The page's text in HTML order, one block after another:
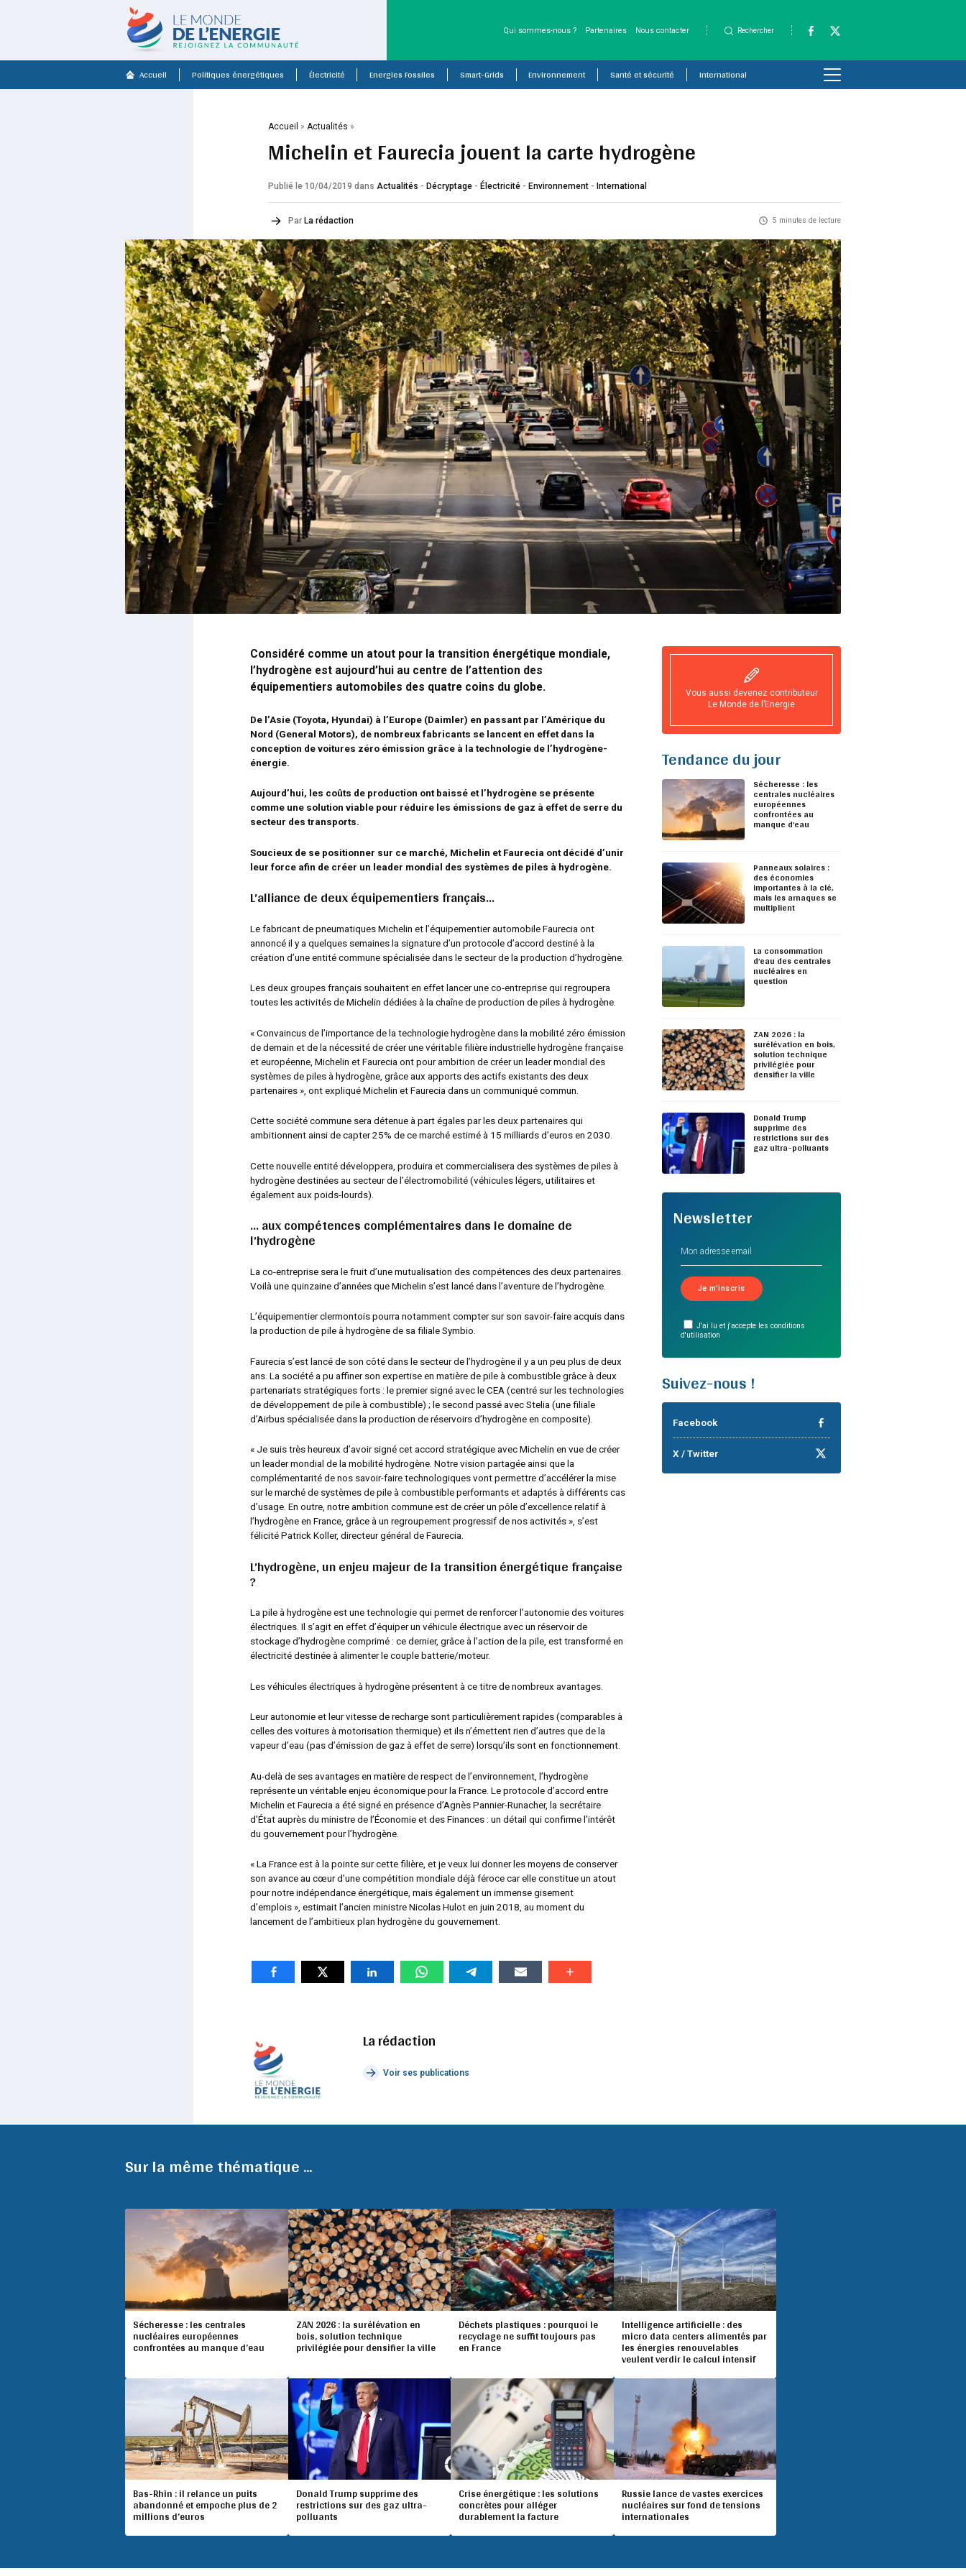
Qui sommes-nous ? Partenaires Nous contacter Rechercher
Accueil Politiques énergétiques Électricité Energies Fossiles Smart-Grids Environnement Santé et sécurité International
Accueil »Actualités »
Michelin et Faurecia jouent la carte hydrogène
Publié le 10/04/2019dans Actualités -Décryptage -Électricité -Environnement -International
Par La rédaction 5 minutes de lecture
Considéré comme un atout pour la transition énergétique mondiale,
l’hydrogène est aujourd’hui au centre de l’attention des
équipementiers automobiles des quatre coins du globe.
De l’Asie (Toyota, Hyundai) à l’Europe (Daimler) en passant par l’Amérique du
Nord (General Motors), de nombreux fabricants se lancent en effet dans la
conception de voitures zéro émission grâce à la technologie de l’hydrogène-
énergie.
Aujourd’hui, les coûts de production ont baissé et l’hydrogène se présente
comme une solution viable pour réduire les émissions de gaz à effet de serre du
secteur des transports.
Soucieux de se positionner sur ce marché, Michelin et Faurecia ont décidé d’unir
leur force afin de créer un leader mondial des systèmes de piles à hydrogène.
L’alliance de deux équipementiers français…
Le fabricant de pneumatiques Michelin et l’équipementier automobile Faurecia ont
annoncé il y a quelques semaines la signature d’un protocole d’accord destiné à la
création d’une entité commune spécialisée dans le secteur de la production d’hydrogène.
Les deux groupes français souhaitent en effet lancer une co-entreprise qui regroupera
toutes les activités de Michelin dédiées à la chaîne de production de piles à hydrogène.
« Convaincus de l’importance de la technologie hydrogène dans la mobilité zéro émission
de demain et de la nécessité de créer une véritable filière industrielle hydrogène française
et européenne, Michelin et Faurecia ont pour ambition de créer un leader mondial des
systèmes de piles à hydrogène, grâce aux apports des actifs existants des deux
partenaires » , ont expliqué Michelin et Faurecia dans un communiqué commun.
Cette société commune sera détenue à part égales par les deux partenaires qui
ambitionnent ainsi de capter 25% de ce marché estimé à 15 milliards d’euros en 2030.
Cette nouvelle entité développera, produira et commercialisera des systèmes de piles à
hydrogène destinées au secteur de l’électromobilité (véhicules légers, utilitaires et
également aux poids-lourds).
… aux compétences complémentaires dans le domaine de
l’hydrogène
La co-entreprise sera le fruit d’une mutualisation des compétences des deux partenaires.
Voilà une quinzaine d’années que Michelin s’est lancé dans l’aventure de l’hydrogène.
L’équipementier clermontois pourra notamment compter sur son savoir-faire acquis dans
la production de pile à hydrogène de sa filiale Symbio.
Faurecia s’est lancé de son côté dans le secteur de l’hydrogène il y a un peu plus de deux
ans. La société a pu affiner son expertise en matière de pile à combustible grâce à deux
partenariats stratégiques forts : le premier signé avec le CEA (centré sur les technologies
de développement de pile à combustible) ; le second passé avec Stelia (une filiale
d’Airbus spécialisée dans la production de réservoirs d’hydrogène en composite).
« Je suis très heureux d’avoir signé cet accord stratégique avec Michelin en vue de créer
un leader mondial de la mobilité hydrogène. Notre vision partagée ainsi que la
complémentarité de nos savoir-faire technologiques vont permettre d’accélérer la mise
sur le marché de systèmes de pile à combustible performants et adaptés à différents cas
d’usage. En outre, notre ambition commune est de créer un pôle d’excellence relatif à
l’hydrogène en France, grâce à un regroupement progressif de nos activités » , s’est
félicité Patrick Koller, directeur général de Faurecia.
L’hydrogène, un enjeu majeur de la transition énergétique française
?
La pile à hydrogène est une technologie qui permet de renforcer l’autonomie des voitures
électriques. Il s’agit en effet d’équiper un véhicule électrique avec un réservoir de
stockage d’hydrogène comprimé : ce dernier, grâce à l’action de la pile, est transformé en
électricité destinée à alimenter le couple batterie/moteur.
Les véhicules électriques à hydrogène présentent à ce titre de nombreux avantages.
Leur autonomie et leur vitesse de recharge sont particulièrement rapides (comparables à
celles des voitures à motorisation thermique) et ils n’émettent rien d’autres que de la
vapeur d’eau (pas d’émission de gaz à effet de serre) lorsqu’ils sont en fonctionnement.
Au-delà de ses avantages en matière de respect de l’environnement, l’hydrogène
représente un véritable enjeu économique pour la France. Le protocole d’accord entre
Michelin et Faurecia a été signé en présence d’Agnès Pannier-Runacher, la secrétaire
d’État auprès du ministre de l’Économie et des Finances : un détail qui confirme l’intérêt
du gouvernement pour l’hydrogène.
« La France est à la pointe sur cette filière, et je veux lui donner les moyens de conserver
son avance au cœur d’une compétition mondiale déjà féroce car elle constitue un atout
pour notre indépendance énergétique, mais également un immense gisement
d’emplois » , estimait l’ancien ministre Nicolas Hulot en juin 2018, au moment du
lancement de l’ambitieux plan hydrogène du gouvernement.
La rédaction
Voir ses publications
Vous aussi devenez contributeur
Le Monde de l’Energie
Tendance du jour
Sécheresse : les
centrales nucléaires
européennes
confrontées au
manque d’eau
Panneaux solaires :
des économies
importantes à la clé,
mais les arnaques se
multiplient
La consommation
d’eau des centrales
nucléaires en
question
ZAN 2026 : la
surélévation en bois,
solution technique
privilégiée pour
densifier la ville
Donald Trump
supprime des
restrictions sur des
gaz ultra-polluants
Newsletter
J'ai lu et j'accepte les conditions
d'utilisation
Suivez-nous !
Facebook
X / Twitter
Sur la même thématique ...
Sécheresse : les centrales
nucléaires européennes
confrontées au manque d’eau
ZAN 2026 : la surélévation en
bois, solution technique
privilégiée pour densifier la ville
Déchets plastiques : pourquoi le
recyclage ne suffit toujours pas
en France
Intelligence artificielle : des
micro data centers alimentés par
les énergies renouvelables
veulent verdir le calcul intensif
Bas-Rhin : il relance un puits
abandonné et empoche plus de 2
millions d’euros
Donald Trump supprime des
restrictions sur des gaz ultra-
polluants
Crise énergétique : les solutions
concrètes pour alléger
durablement la facture
Russie lance de vastes exercices
nucléaires sur fond de tensions
internationales